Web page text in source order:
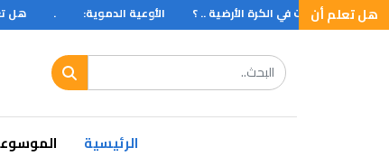
هل تعلم أن
أن عدد الحشرات في الكرة الأرضية .. ؟ الأوعية الدموية: هل
الرئيسية